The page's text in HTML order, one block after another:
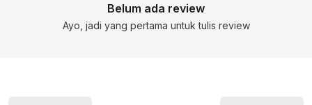
Belum ada review
Ayo, jadi yang pertama untuk tulis review